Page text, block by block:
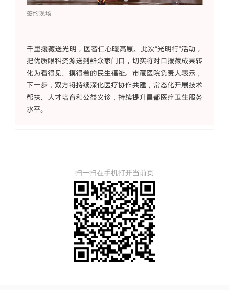
扫一扫在手机打开当前页